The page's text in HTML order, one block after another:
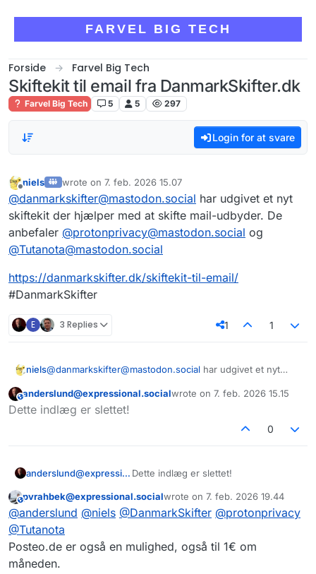
FARVEL BIG TECH
Forside Farvel Big Tech
Skiftekit til email fra DanmarkSkifter.dk
Farvel Big Tech 5 5 297
Login for at svare
Offline
niels wrote on 7. feb. 2026 15.07
sidst redigeret af
@danmarkskifter@mastodon.social har udgivet et nyt
skiftekit der hjælper med at skifte mail-udbyder. De
anbefaler @protonprivacy@mastodon.social og
@Tutanota@mastodon.social
https://danmarkskifter.dk/skiftekit-til-email/
#DanmarkSkifter
E 3 Replies 1 1
niels@danmarkskifter@mastodon.social har udgivet et nyt
anbefaler@protonprivacy@mastodon.social og
@Tutanota@mastodon.social
https://danmarkskifter.dk/skiftekit-til-email/
#DanmarkSkifter
This user is from outside of this forum
anderslund@expressional.socialwrote on 7. feb. 2026 15.15
sidst redigeret af
Dette indlæg er slettet!
0
anderslund@expressional.social Dette indlæg er slettet!
This user is from outside of this forum
pvrahbek@expressional.socialwrote on 7. feb. 2026 19.44
sidst redigeret af
@anderslund @niels @DanmarkSkifter @protonprivacy
@Tutanota
Posteo.de er også en mulighed, også til 1€ om
måneden.